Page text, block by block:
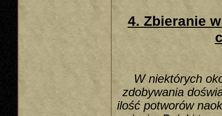
4. Zbieranie
W niektórych
zdobywania
ilość potworów